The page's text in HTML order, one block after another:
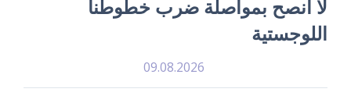
لا أنصح بمواصلة ضرب خطوطنا
اللوجستية
09.08.2026